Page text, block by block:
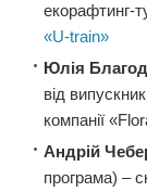
екорафтинг-
«U-train»
Юлія
від
компанії
Андрій
програма) –